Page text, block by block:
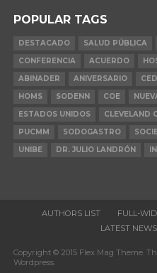
POPULAR TAGS
DESTACADO SALUD PÚBLICA
CONFERENCIA
ACUERDO
ABINADER
ANIVERSARIO
HOMS
SODENN COE
ESTADOS UNIDOS
CLEVELAND
PUCMM
SODOGASTRO
UNIBE
DR. JULIO LANDRÓN
AUTHORS LIST FULL-
LATEST NEWS
Copyright © 2015 Flex Mag Theme.
Wordpress.